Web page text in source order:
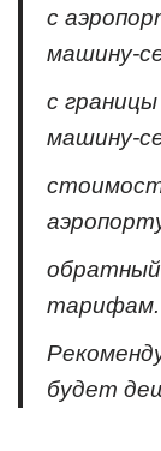
с
машину-
с
машину-
тарифам.
будет